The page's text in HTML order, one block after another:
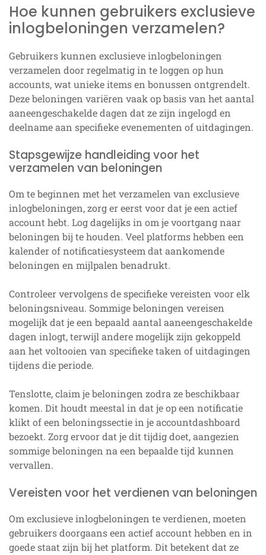
Hoe kunnen gebruikers exclusieve
inlogbeloningen verzamelen?
Gebruikers kunnen exclusieve inlogbeloningen
verzamelen door regelmatig in te loggen op hun
accounts, wat unieke items en bonussen ontgrendelt.
Deze beloningen variëren vaak op basis van het aantal
aaneengeschakelde dagen dat ze zijn ingelogd en
deelname aan specifieke evenementen of uitdagingen.
Stapsgewijze handleiding voor het
verzamelen van beloningen
Om te beginnen met het verzamelen van exclusieve
inlogbeloningen, zorg er eerst voor dat je een actief
account hebt. Log dagelijks in om je voortgang naar
beloningen bij te houden. Veel platforms hebben een
kalender of notificatiesysteem dat aankomende
beloningen en mijlpalen benadrukt.
Controleer vervolgens de specifieke vereisten voor elk
beloningsniveau. Sommige beloningen vereisen
mogelijk dat je een bepaald aantal aaneengeschakelde
dagen inlogt, terwijl andere mogelijk zijn gekoppeld
aan het voltooien van specifieke taken of uitdagingen
tijdens die periode.
Tenslotte, claim je beloningen zodra ze beschikbaar
komen. Dit houdt meestal in dat je op een notificatie
klikt of een beloningssectie in je accountdashboard
bezoekt. Zorg ervoor dat je dit tijdig doet, aangezien
sommige beloningen na een bepaalde tijd kunnen
vervallen.
Vereisten voor het verdienen van beloningen
Om exclusieve inlogbeloningen te verdienen, moeten
gebruikers doorgaans een actief account hebben en in
goede staat zijn bij het platform. Dit betekent dat ze